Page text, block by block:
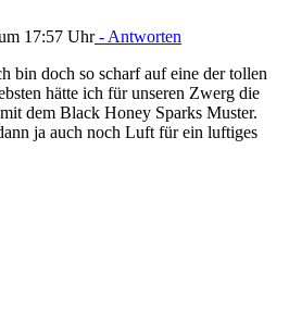
17:57 Uhr- Antworten
bin doch so scharf auf eine der tollen
hätte ich für unseren Zwerg die
dem Black Honey Sparks Muster.
ja auch noch Luft für ein luftiges